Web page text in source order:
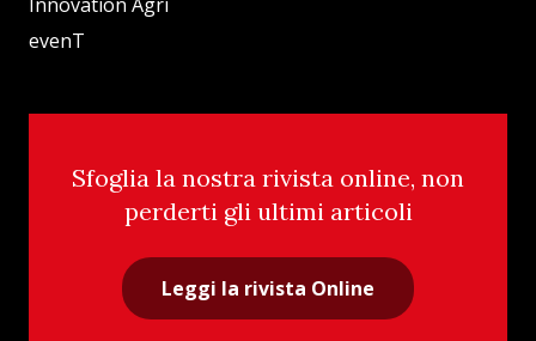
evenT
Sfoglia la nostra rivista online, non
perderti gli ultimi articoli
Leggi la rivista Online